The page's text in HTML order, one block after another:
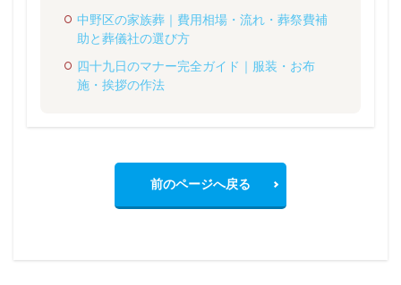
中野区の家族葬｜費用相場・流れ・葬祭費補
助と葬儀社の選び方
四十九日のマナー完全ガイド｜服装・お布
施・挨拶の作法
前のページへ戻る